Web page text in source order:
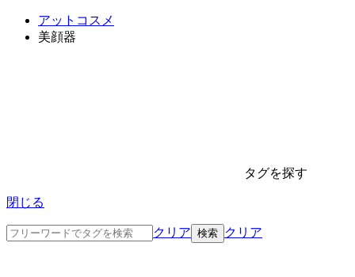
アットコスメ
美顔器
タグを探す
閉じる
クリア クリア